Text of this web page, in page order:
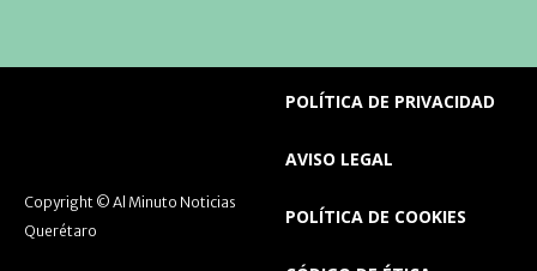
Copyright © Al Minuto Noticias
Querétaro
POLÍTICA DE PRIVACIDAD
AVISO LEGAL
POLÍTICA DE COOKIES